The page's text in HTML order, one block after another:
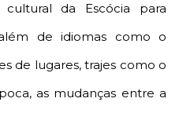
cultural da Escócia para
de idiomas como o
de lugares, trajes como o
as mudanças entre a